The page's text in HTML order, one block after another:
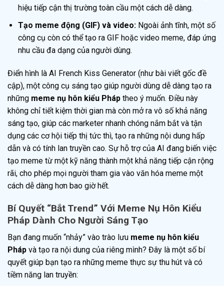
hiệu tiếp cận thị trường toàn cầu một cách dễ dàng.
Tạo meme động (GIF) và video:Ngoài ảnh tĩnh, một số
công cụ còn có thể tạo ra GIF hoặc video meme, đáp ứng
nhu cầu đa dạng của người dùng.
Điển hình là AI French Kiss Generator (như bài viết gốc đề
cập), một công cụ sáng tạo giúp người dùng dễ dàng tạo ra
những meme nụ hôn kiểu Pháp theo ý muốn. Điều này
không chỉ tiết kiệm thời gian mà còn mở ra vô số khả năng
sáng tạo, giúp các marketer nhanh chóng nắm bắt và tận
dụng các cơ hội tiếp thị tức thì, tạo ra những nội dung hấp
dẫn và có tính lan truyền cao. Sự hỗ trợ của AI đang biến việc
tạo meme từ một kỹ năng thành một khả năng tiếp cận rộng
rãi, cho phép mọi người tham gia vào văn hóa meme một
cách dễ dàng hơn bao giờ hết.
Bí Quyết “Bắt Trend” Với Meme Nụ Hôn Kiểu
Pháp Dành Cho Người Sáng Tạo
Bạn đang muốn “nhảy” vào trào lưu meme nụ hôn kiểu
Pháp và tạo ra nội dung của riêng mình? Đây là một số bí
quyết giúp bạn tạo ra những meme thực sự thu hút và có
tiềm năng lan truyền: